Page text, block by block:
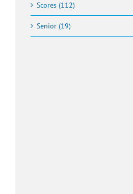
Scores (112)
Senior (19)